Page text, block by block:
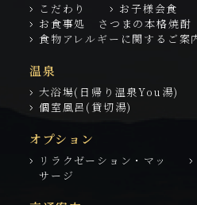
こだわり お子様会食
お食事処 さつまの本格焼酎
食物アレルギーに関するご案
温泉
大浴場(日帰り温泉You湯)
個室風呂(貸切湯)
オプション
リラクゼーション・マッ
サージ